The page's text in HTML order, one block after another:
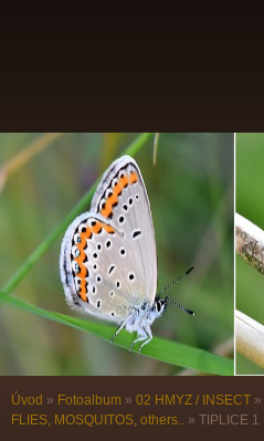
Úvod » Fotoalbum » 02 HMYZ / INSECT »
FLIES, MOSQUITOS, others.. » TIPLICE 1